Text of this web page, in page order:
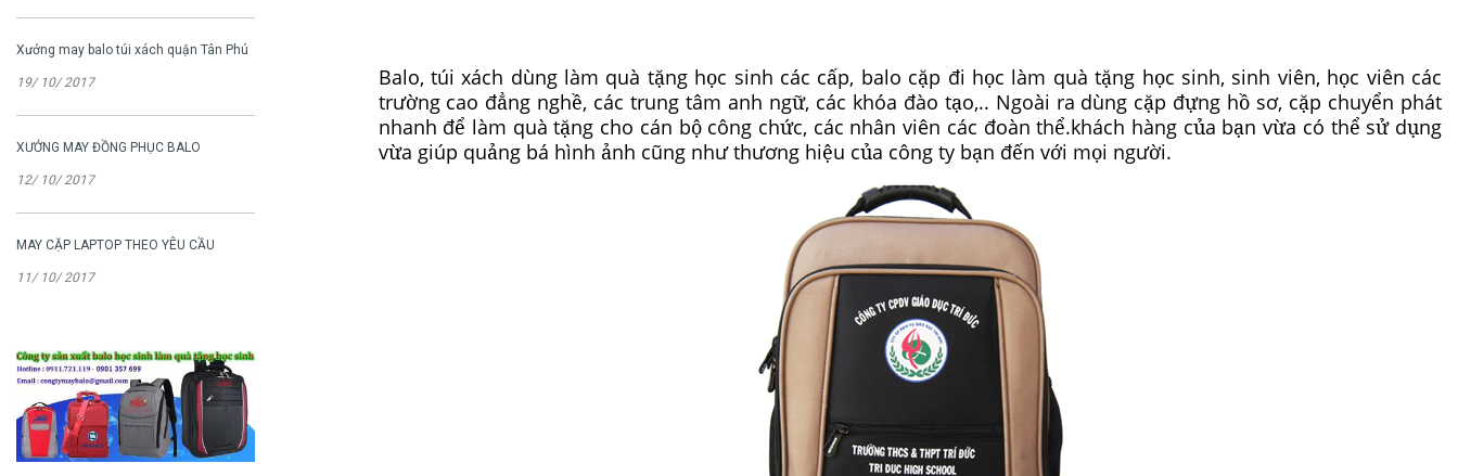
Xưởng may balo túi xách quận Tân Phú
19/ 10/ 2017
XƯỞNG MAY ĐỒNG PHỤC BALO
12/ 10/ 2017
MAY CẶP LAPTOP THEO YÊU CẦU
11/ 10/ 2017
Balo, túi xách dùng làm quà tặng học sinh các cấp, balo cặp đi học làm quà tặng học sinh, sinh viên, học viên các
trường cao đẳng nghề, các trung tâm anh ngữ, các khóa đào tạo,.. Ngoài ra dùng cặp đựng hồ sơ, cặp chuyển phát
nhanh để làm quà tặng cho cán bộ công chức, các nhân viên các đoàn thể.khách hàng của bạn vừa có thể sử dụng
vừa giúp quảng bá hình ảnh cũng như thương hiệu của công ty bạn đến với mọi người.